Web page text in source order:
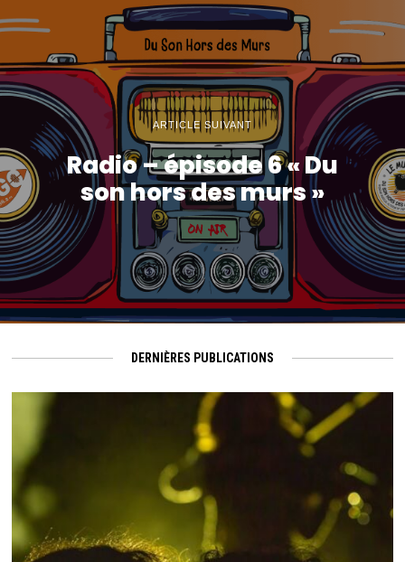
ARTICLE SUIVANT
Radio – épisode 6 « Du
son hors des murs »
DERNIÈRES PUBLICATIONS